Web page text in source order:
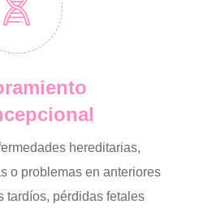
hereditarias,
o problemas en anteriores
tardíos, pérdidas fetales